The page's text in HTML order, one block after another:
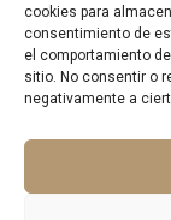
cookies para
consentimiento de
el comportamiento
sitio. No consentir o
negativamente a